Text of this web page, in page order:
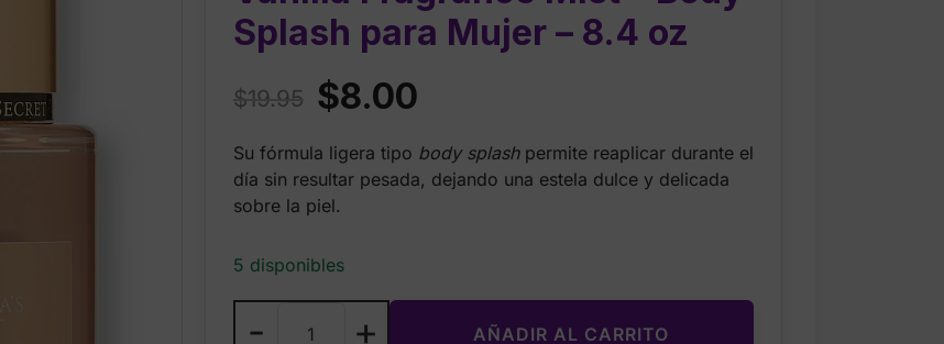
Splash para Mujer – 8.4 oz
$19.95 Original
was:
$19.95.
$8.00
is:
Su fórmula ligera tipo body splashpermite reaplicar durante el
día sin resultar pesada, dejando una estela dulce y delicada
sobre la piel.
5 disponibles
- + AÑADIR AL CARRITO